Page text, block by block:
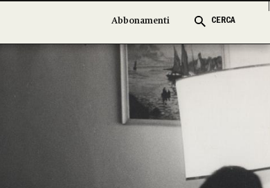
Abbonamenti CERCA
Abbonamenti CERCA